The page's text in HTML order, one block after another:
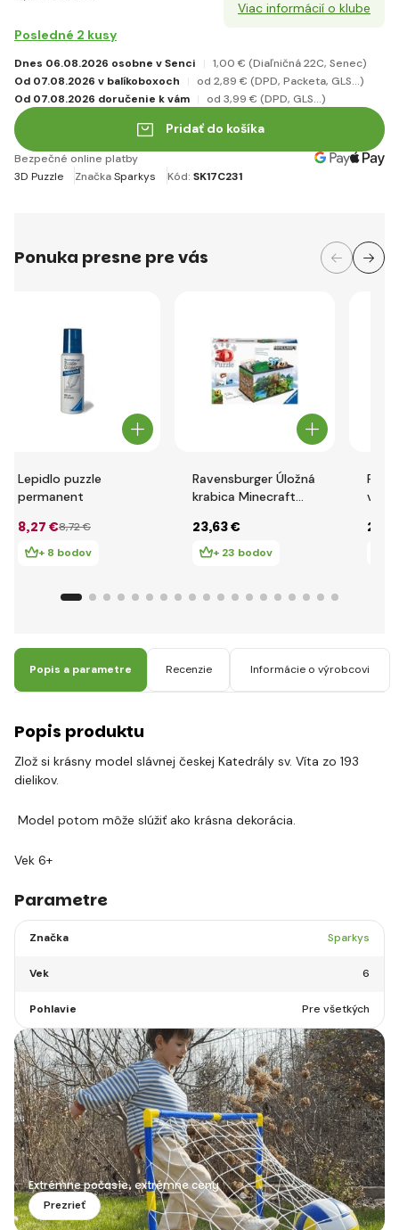
Viac informácií o klube
Posledné 2 kusy
Dnes 06.08.2026 osobne v Senci 1,00 € (Diaľničná 22C, Senec)
Od 07.08.2026 v balíkoboxoch
od 2,89 € (DPD, Packeta, GLS...)
Od 07.08.2026 doručenie k vám
od 3,99 € (DPD, GLS...)
Pridať do košíka
Bezpečné online platby
3D Puzzle
ZnačkaSparkys Kód: SK17C231
Ponuka presne pre vás
Lepidlo puzzle
permanent
8,27 €8,72 €
+ 8 bodov
Ravensburger Úložná
krabica Minecraft
23,63 €
+ 23 bodov
29
Popis a parametre Recenzie Informácie o výrobcovi
Popis produktu
Zlož si krásny model slávnej českej Katedrály sv. Víta zo 193
dielikov.
Model potom môže slúžiť ako krásna dekorácia.
Vek 6+
Parametre
Značka Sparkys
Vek 6
Pohlavie Pre všetkých
Extrémne počasie, extrémne ceny
Prezrieť